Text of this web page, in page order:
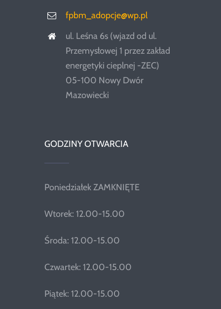
fpbm_adopcje@wp.pl
ul. Leśna 6s (wjazd od ul.
Przemysłowej 1 przez zakład
energetyki cieplnej -ZEC)
05-100 Nowy Dwór
Mazowiecki
GODZINY OTWARCIA
Poniedziałek ZAMKNIĘTE
Wtorek: 12.00-15.00
Środa: 12.00-15.00
Czwartek: 12.00-15.00
Piątek: 12.00-15.00